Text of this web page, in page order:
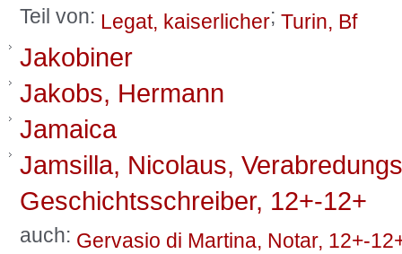
Teil von: Legat, kaiserlicher; Turin, Bf
Jakobiner
Jakobs, Hermann
Jamaica
Jamsilla, Nicolaus,
Geschichtsschreiber, 12+-12+
auch: Gervasio di Martina, Notar, 12+-